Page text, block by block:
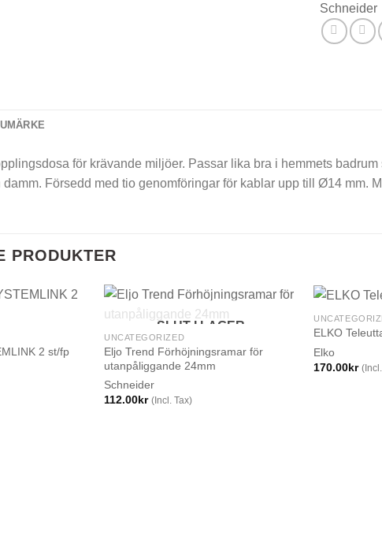
Schneider
för krävande miljöer. Passar lika bra i hemmets
damm. Försedd med tio genomföringar för kablar upp till Ø14 mm.
PRODUKTER
2 st/fp
SLUT I LAGER
UNCATEGORIZED
Eljo Trend Förhöjningsramar för
utanpåliggande 24mm
Schneider
112.00kr (Incl. Tax)
ELKO
Elko
170.00kr